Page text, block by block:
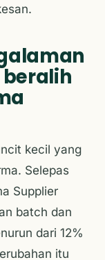
kecil yang
Selepas
Supplier
batch dan
dari 12%
itu